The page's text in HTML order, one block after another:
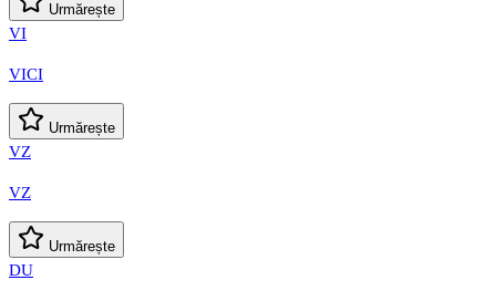
Urmărește
VI
VICI
Urmărește
VZ
VZ
Urmărește
DU